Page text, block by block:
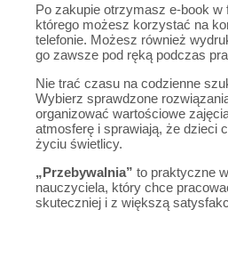
Po zakupie otrzymasz e-book w
którego możesz korzystać na
telefonie. Możesz również
go zawsze pod ręką podczas
Nie trać czasu na codzienne
Wybierz sprawdzone
organizować wartościowe
atmosferę i sprawiają, że dzieci
życiu świetlicy.
„Przebywalnia” to praktyczne
nauczyciela, który chce
skuteczniej i z większą